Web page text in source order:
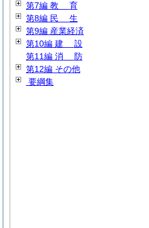
第7編 教 育
第8編 民 生
第9編 産業経済
第10編 建 設
第11編 消 防
第12編 その他
要綱集